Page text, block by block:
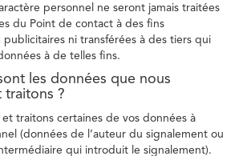
personnel ne seront jamais traitées
du Point de contact à des fins
publicitaires ni transférées à des tiers qui
à de telles fins.
les données que nous
traitons ?
et traitons certaines de vos données à
(données de l’auteur du signalement ou
qui introduit le signalement).